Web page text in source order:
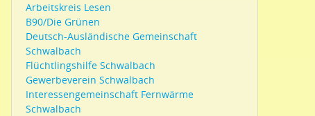
Arbeitskreis Lesen
B90/Die Grünen
Deutsch-Ausländische Gemeinschaft
Schwalbach
Flüchtlingshilfe Schwalbach
Gewerbeverein Schwalbach
Interessengemeinschaft Fernwärme
Schwalbach